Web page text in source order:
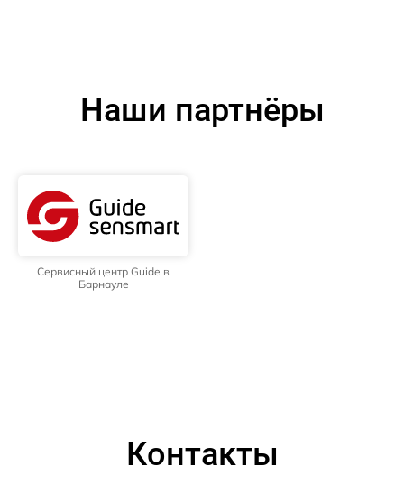
Наши партнёры
Сервисный центр Guide в
Барнауле
Контакты